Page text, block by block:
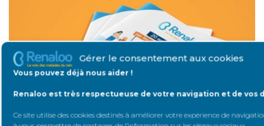
Gérer le consentement aux cookies
Vous pouvez déjà nous aider !
Renaloo est très respectueuse de votre navigation et de vos
Ce site utilise des cookies destinés à améliorer votre expérience de